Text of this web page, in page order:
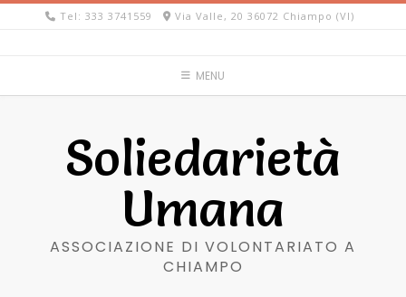
Skip
Tel: 333 3741559 Via Valle, 20 36072 Chiampo (VI)
MENU
Soliedarietà
Umana
ASSOCIAZIONE DI VOLONTARIATO A
CHIAMPO